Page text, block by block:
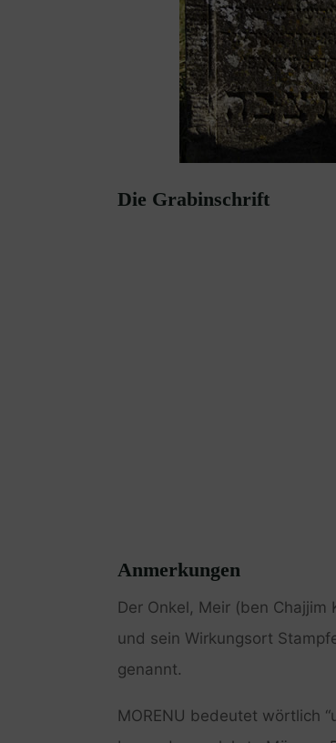
Die Grabinschrift
Anmerkungen
Der Onkel, Meir (ben
und sein Wirkungsort
genannt.
MORENU bedeutet wörtlich